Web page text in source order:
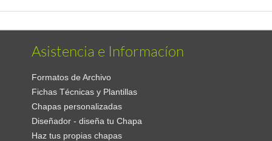
Asistencia e Informacíon
Formatos de Archivo
Fichas Técnicas y Plantillas
Chapas personalizadas
Diseñador - diseña tu Chapa
Haz tus propias chapas